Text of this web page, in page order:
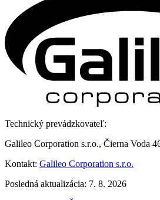
Technický prevádzkovateľ:
Galileo Corporation s.r.o., Čierna Voda
Kontakt: Galileo Corporation s.r.o.
Posledná aktualizácia: 7. 8. 2026